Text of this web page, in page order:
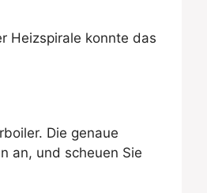
Heizspirale konnte das
Die genaue
an, und scheuen Sie